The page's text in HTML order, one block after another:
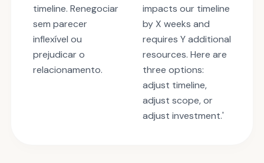
timeline. Renegociar
sem parecer
inflexível ou
prejudicar o
relacionamento.
impacts our timeline
by X weeks and
requires Y additional
resources. Here are
three options:
adjust timeline,
adjust scope, or
adjust investment.'